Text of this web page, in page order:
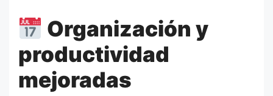
Organización y
productividad
mejoradas